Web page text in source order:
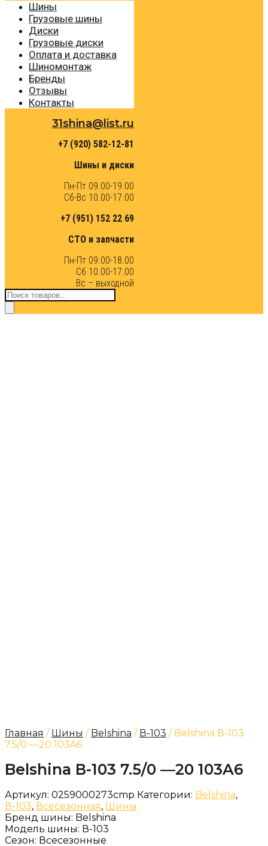
Шины
Грузовые шины
Диски
Грузовые диски
Оплата и доставка
Шиномонтаж
Бренды
Отзывы
Контакты
31shina@list.ru
+7 (920) 582-12-81
Шины и диски
Пн-Пт 09.00-19.00
Сб-Вс 10.00-17.00
+7 (951) 152 22 69
СТО и запчасти
Пн-Пт 09.00-18.00
Сб 10.00-17.00
Вс – выходной
Поиск
товаров
Главная / Шины / Belshina / В-103 / Belshina В-103
7.5/0 —20 103A6
Belshina В-103 7.5/0 —20 103A6
Артикул: 0259000273cmp Категории: Belshina,
В-103, Всесезонная, Шины
Бренд шины: Belshina
Модель шины: В-103
Сезон: Всесезонные